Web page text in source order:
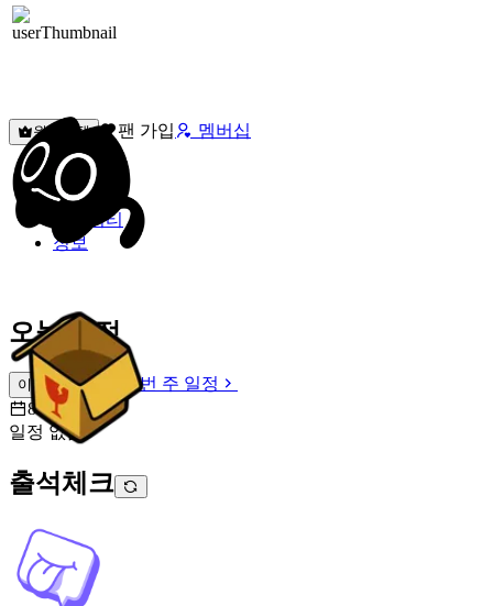
원픽선택 팬 가입 멤버십
밐타운
피드
커뮤니티
정보
오늘 일정
이번 주 일정
이번 주 일정
8월 8일 [토]
일정 없음
출석체크